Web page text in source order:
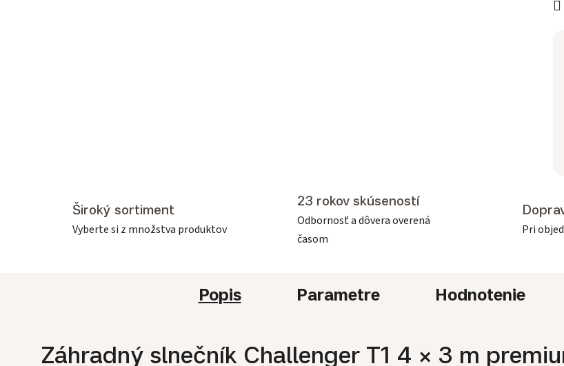
Široký sortiment
Vyberte si z množstva produktov
23 rokov skúseností
Odbornosť a dôvera overená
časom
Pri
Popis Parametre Hodnotenie
Záhradný slnečník Challenger T1 4 × 3 m